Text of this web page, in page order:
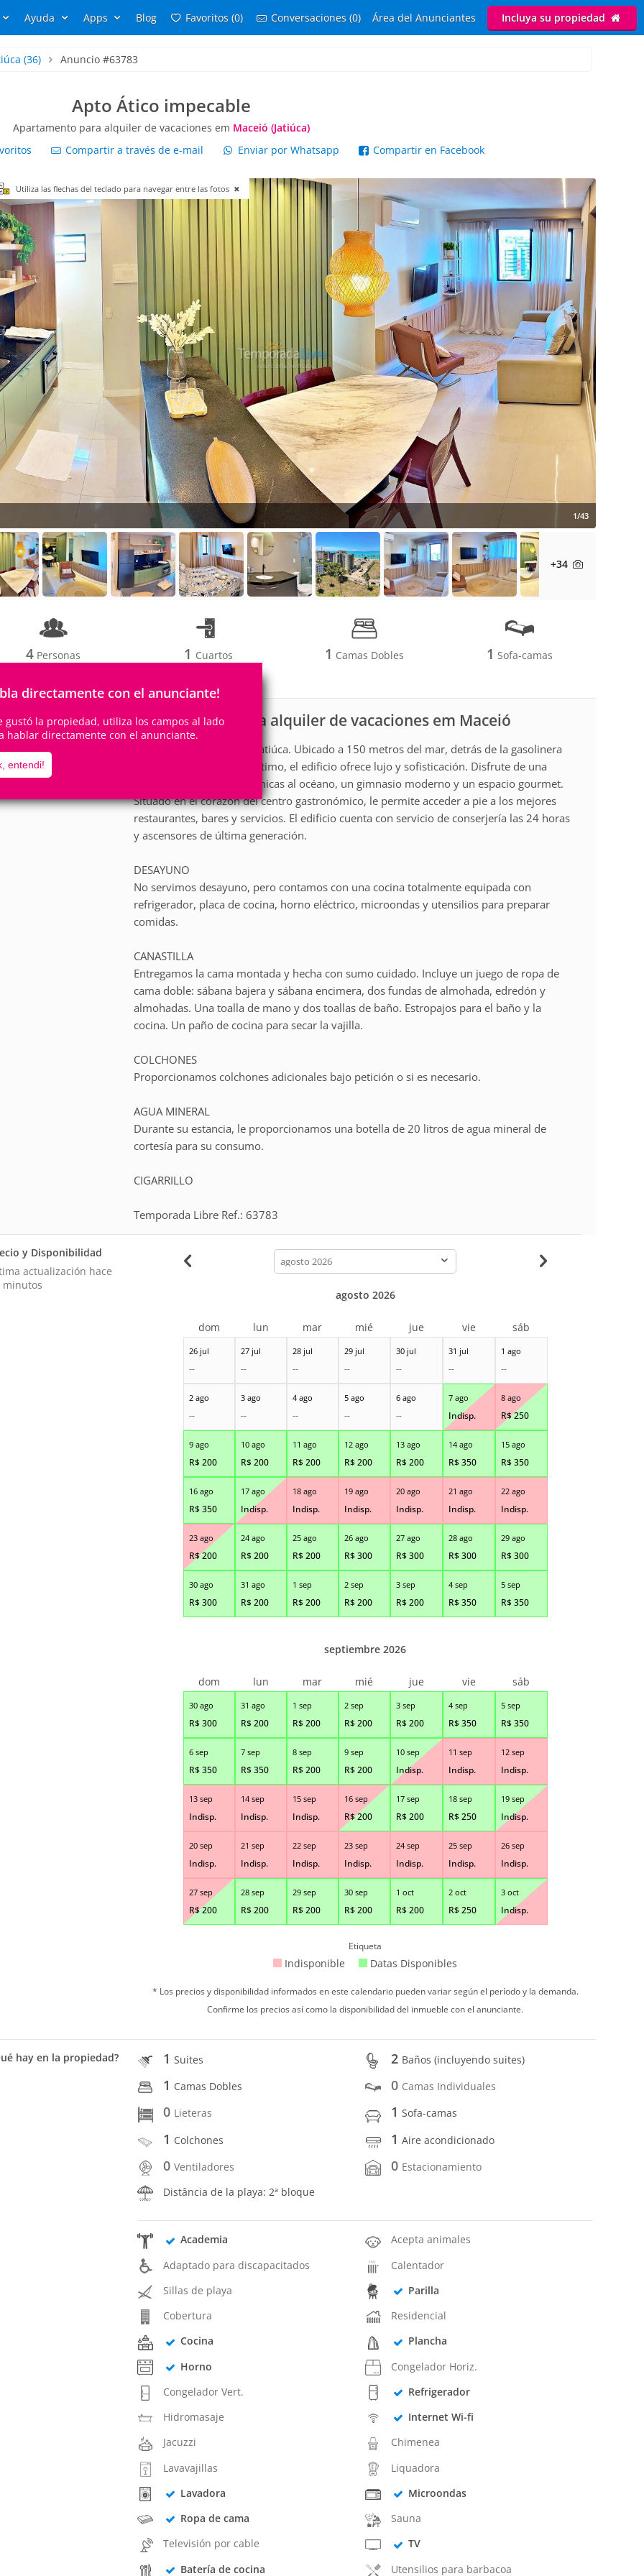
Ayuda Apps Blog Favoritos (0) Conversaciones (0) Área del Anunciantes Incluya su propiedad
(36) Anuncio #63783
Apto Ático impecable
Apartamento para alquiler de vacaciones em Maceió (Jatiúca)
Compartir a través de e-mail Enviar por Whatsapp Compartir en Facebook
directamente con el anunciante!
gustó la propiedad, utiliza los campos al lado
hablar directamente con el anunciante.
entendi!
Utiliza las flechas del teclado para navegar entre las fotos
1/43
+34
4 Personas 1 Cuartos 1 Camas Dobles 1 Sofa-camas
Apartamento para alquiler de vacaciones em Maceió
Es el refugio perfecto en Jatiúca. Ubicado a 150 metros del mar, detrás de la gasolinera
Localiza, en el paseo marítimo, el edificio ofrece lujo y sofisticación. Disfrute de una
azotea con vistas panorámicas al océano, un gimnasio moderno y un espacio gourmet.
Situado en el corazón del centro gastronómico, le permite acceder a pie a los mejores
restaurantes, bares y servicios. El edificio cuenta con servicio de conserjería las 24 horas
y ascensores de última generación.
DESAYUNO
No servimos desayuno, pero contamos con una cocina totalmente equipada con
refrigerador, placa de cocina, horno eléctrico, microondas y utensilios para preparar
comidas.
CANASTILLA
Entregamos la cama montada y hecha con sumo cuidado. Incluye un juego de ropa de
cama doble: sábana bajera y sábana encimera, dos fundas de almohada, edredón y
almohadas. Una toalla de mano y dos toallas de baño. Estropajos para el baño y la
cocina. Un paño de cocina para secar la vajilla.
COLCHONES
Proporcionamos colchones adicionales bajo petición o si es necesario.
AGUA MINERAL
Durante su estancia, le proporcionamos una botella de 20 litros de agua mineral de
cortesía para su consumo.
CIGARRILLO
Temporada Libre Ref.: 63783
y Disponibilidad
actualización hace
minutos
calendar-
month
26 jul
--
27 jul
--
28 jul
--
29 jul
--
30 jul
--
31 jul
--
1 ago
--
2 ago
--
3 ago
--
4 ago
--
5 ago
--
6 ago
--
7 ago
Indisp.
8 ago
R$250
9 ago
R$200
10 ago
R$200
11 ago
R$200
12 ago
R$200
13 ago
R$200
14 ago
R$350
15 ago
R$350
16 ago
R$350
17 ago
Indisp.
18 ago
Indisp.
19 ago
Indisp.
20 ago
Indisp.
21 ago
Indisp.
22 ago
Indisp.
23 ago
R$200
24 ago
R$200
25 ago
R$200
26 ago
R$300
27 ago
R$300
28 ago
R$300
29 ago
R$300
30 ago
R$300
31 ago
R$200
1 sep
R$200
2 sep
R$200
3 sep
R$200
4 sep
R$350
5 sep
R$350
agosto 2026
dom lun mar mié jue vie sáb
30 ago
R$300
31 ago
R$200
1 sep
R$200
2 sep
R$200
3 sep
R$200
4 sep
R$350
5 sep
R$350
6 sep
R$350
7 sep
R$350
8 sep
R$200
9 sep
R$200
10 sep
Indisp.
11 sep
Indisp.
12 sep
Indisp.
13 sep
Indisp.
14 sep
Indisp.
15 sep
Indisp.
16 sep
R$200
17 sep
R$200
18 sep
R$250
19 sep
Indisp.
20 sep
Indisp.
21 sep
Indisp.
22 sep
Indisp.
23 sep
Indisp.
24 sep
Indisp.
25 sep
Indisp.
26 sep
Indisp.
27 sep
R$200
28 sep
R$200
29 sep
R$200
30 sep
R$200
1 oct
R$200
2 oct
R$250
3 oct
Indisp.
septiembre 2026
dom lun mar mié jue vie sáb
Etiqueta
Indisponible Datas Disponibles
* Los precios y disponibilidad informados en este calendario pueden variar según el período y la demanda.
Confirme los precios así como la disponibilidad del inmueble con el anunciante.
hay en la propiedad? 1Suites 2 Baños (incluyendo suites)
1 Camas Dobles 0 Camas Individuales
0 Lieteras 1Sofa-camas
1 Colchones 1Aire acondicionado
0Ventiladores 0 Estacionamiento
Distância de la playa: 2ª bloque
Academia
Acepta animales
Adaptado para discapacitados
Calentador
Sillas de playa
Parilla
Cobertura
Residencial
Cocina
Plancha
Horno
Congelador Horiz.
Congelador Vert.
Refrigerador
Hidromasaje
Internet Wi-fi
Jacuzzi
Chimenea
Lavavajillas
Liquadora
Lavadora
Microondas
Ropa de cama
Sauna
Televisión por cable
TV
Batería de cocina
Utensilios para barbacoa